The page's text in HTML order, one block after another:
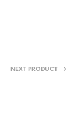
NEXT PRODUCT